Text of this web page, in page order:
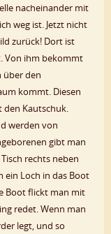
nacheinander mit
weg ist. Jetzt nicht
zurück! Dort ist
Von ihm bekommt
über den
kommt. Diesen
Kautschuk.
werden von
gibt man
rechts neben
ein Loch in das Boot
Boot flickt man mit
redet. Wenn man
legt, und so